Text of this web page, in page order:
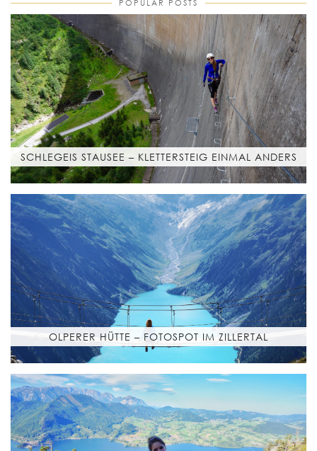
POPULAR POSTS
SCHLEGEIS STAUSEE – KLETTERSTEIG EINMAL ANDERS
OLPERER HÜTTE – FOTOSPOT IM ZILLERTAL